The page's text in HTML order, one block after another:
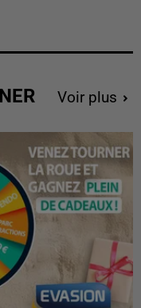
Voir plus